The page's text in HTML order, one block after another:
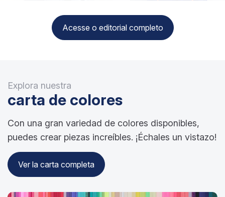
Acesse o editorial completo
Explora nuestra
carta de colores
Con una gran variedad de colores disponibles,
puedes crear piezas increíbles. ¡Échales un vistazo!
Ver la carta completa